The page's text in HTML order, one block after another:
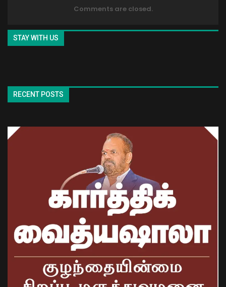
Comments are closed.
STAY WITH US
RECENT POSTS